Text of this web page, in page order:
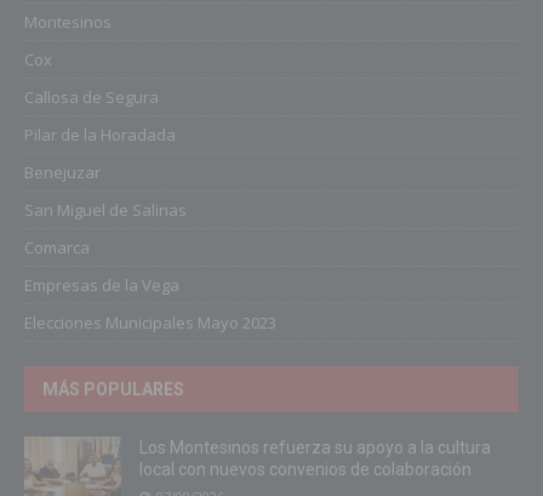
Montesinos
Cox
Callosa de Segura
Pilar de la Horadada
Benejuzar
San Miguel de Salinas
Comarca
Empresas de la Vega
Elecciones Municipales Mayo 2023
MÁS POPULARES
Los Montesinos refuerza su apoyo a la cultura
local con nuevos convenios de colaboración